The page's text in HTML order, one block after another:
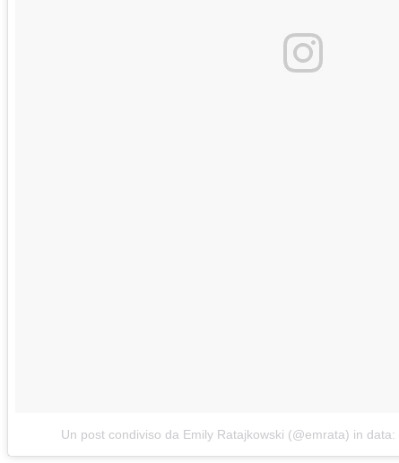
Un post condiviso da Emily Ratajkowski (@emrata) in data: